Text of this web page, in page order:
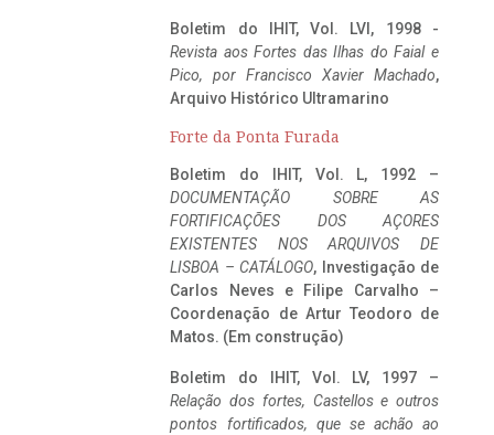
Boletim do IHIT, Vol. LVI, 1998 -
Revista aos Fortes das Ilhas do Faial e
Pico, por Francisco Xavier Machado,
Arquivo Histórico Ultramarino
Forte da Ponta Furada
Boletim do IHIT, Vol. L, 1992 –
DOCUMENTAÇÃO SOBRE AS
FORTIFICAÇÕES DOS AÇORES
EXISTENTES NOS ARQUIVOS DE
LISBOA – CATÁLOGO, Investigação de
Carlos Neves e Filipe Carvalho –
Coordenação de Artur Teodoro de
Matos. (Em construção)
Boletim do IHIT, Vol. LV, 1997 –
Relação dos fortes, Castellos e outros
pontos fortificados, que se achão ao